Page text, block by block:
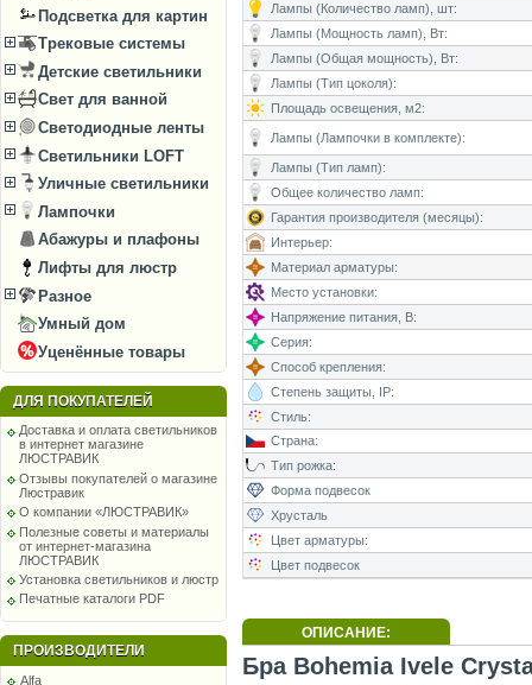
Подсветка для картин
Трековые системы
Детские светильники
Свет для ванной
Светодиодные ленты
Светильники LOFT
Уличные светильники
Лампочки
Абажуры и плафоны
Лифты для люстр
Разное
Умный дом
Уценённые товары
ДЛЯ ПОКУПАТЕЛЕЙ
Доставка и оплата светильников
в интернет магазине
ЛЮСТРАВИК
Отзывы покупателей о магазине
Люстравик
О компании «ЛЮСТРАВИК»
Полезные советы и материалы
от интернет-магазина
ЛЮСТРАВИК
Установка светильников и люстр
Печатные каталоги PDF
ПРОИЗВОДИТЕЛИ
Alfa
Лампы (Количество ламп), шт:
Лампы (Мощность ламп), Вт:
Лампы (Общая мощность), Вт:
Лампы (Тип цоколя):
Площадь освещения, м2:
Лампы (Лампочки в комплекте):
Лампы (Тип ламп):
Общее количество ламп:
Гарантия производителя (месяцы):
Интерьер:
Материал арматуры:
Место установки:
Напряжение питания, В:
Серия:
Способ крепления:
Степень защиты, IP:
Стиль:
Страна:
Тип рожка:
Форма подвесок
Хрусталь
Цвет арматуры:
Цвет подвесок
ОПИСАНИЕ:
Бра Bohemia Ivele